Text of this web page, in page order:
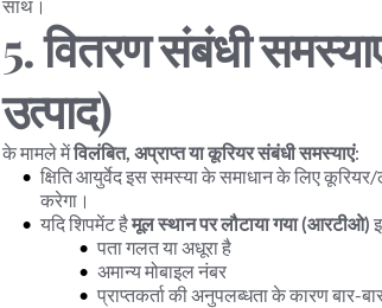
साथ।
5. वितरण संबंधी
उत्पाद)
के मामले में विलंबित, अप्राप्त या कूरियर संबंधी समस्याएं:
क्षिति आयुर्वेद इस समस्या के समाधान के लिए
करेगा।
यदि शिपमेंट है मूल स्थान पर लौटाया गया (आरटीओ)
पता गलत या अधूरा है
अमान्य मोबाइल नंबर
प्राप्तकर्ता की अनुपलब्धता के कारण बार-